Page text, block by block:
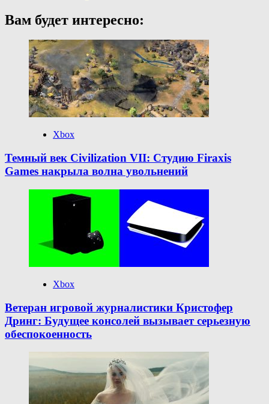
Вам будет интересно:
Xbox
Темный век Civilization VII: Студию Firaxis
Games накрыла волна увольнений
Xbox
Ветеран игровой журналистики Кристофер
Дринг: Будущее консолей вызывает серьезную
обеспокоенность